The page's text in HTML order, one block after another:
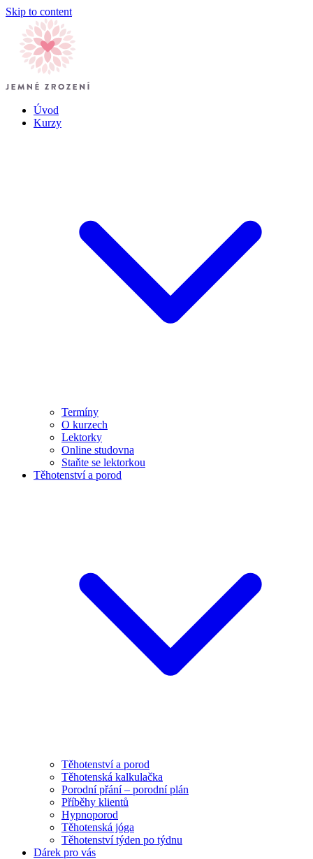
Skip to content
Úvod
Kurzy
Termíny
O kurzech
Lektorky
Online studovna
Staňte se lektorkou
Těhotenství a porod
Těhotenství a porod
Těhotenská kalkulačka
Porodní přání – porodní plán
Příběhy klientů
Hypnoporod
Těhotenská jóga
Těhotenství týden po týdnu
Dárek pro vás